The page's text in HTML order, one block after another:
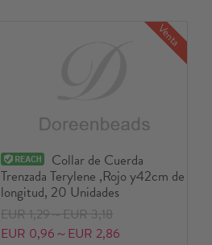
Venta
Collar de Cuerda
Trenzada Terylene ,Rojo y42cm de
longitud, 20 Unidades
EUR 1,29～EUR 3,18
EUR 0,96～EUR 2,86